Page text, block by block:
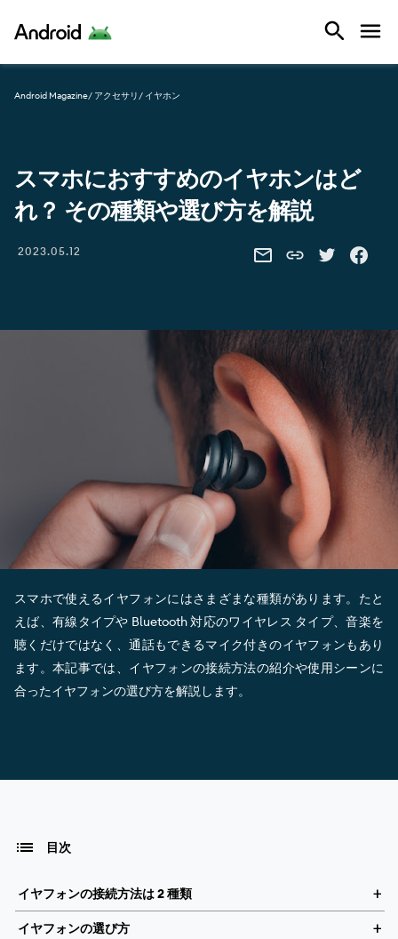
Android
Android Magazine/ アクセサリ/ イヤホン
スマホにおすすめのイヤホンはど
れ？ その種類や選び方を解説
2023.05.12 SHARE THIS VIA EMAIL
Share this link
SHARE THIS
SHARE
スマホで使えるイヤフォンにはさまざまな種類があります。たと
えば、有線タイプや Bluetooth 対応のワイヤレス タイプ、音楽を
聴くだけではなく、通話もできるマイク付きのイヤフォンもあり
ます。本記事では、イヤフォンの接続方法の紹介や使用シーンに
合ったイヤフォンの選び方を解説します。
目次
イヤフォンの接続方法は 2 種類
イヤフォンの選び方